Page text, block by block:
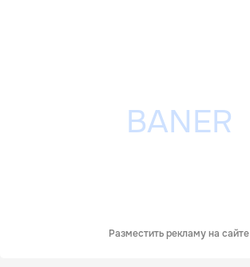
Разместить рекламу на сайте